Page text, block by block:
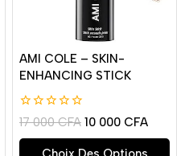
AMI COLE – SKIN-
ENHANCING STICK
0
de
5
17 000CFA 10 000 CFA